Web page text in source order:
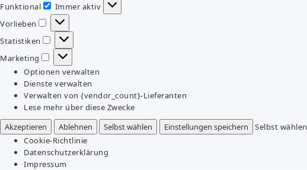
Funktional
Funktional
Immer aktiv
Vorlieben
Vorlieben
Statistiken
Statistiken
Marketing
Marketing
Optionen verwalten
Dienste verwalten
Verwalten von {vendor_count}-Lieferanten
Lese mehr über diese Zwecke
Akzeptieren
Ablehnen Selbst wählen Einstellungen speichern
Selbst wählen
Cookie-Richtlinie
Datenschutzerklärung
Impressum